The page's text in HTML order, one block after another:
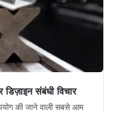
संबंधी विचार
की जाने वाली सबसे आम